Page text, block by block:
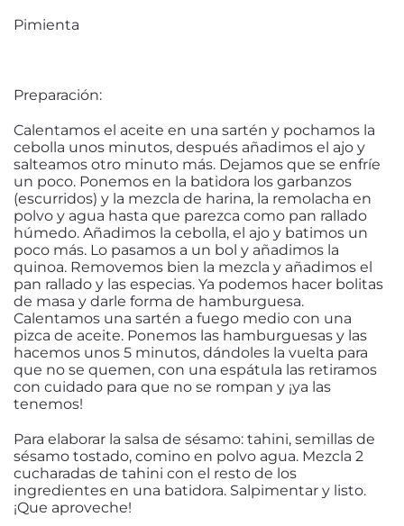
Pimienta
Preparación:
Calentamos el aceite en una sartén y pochamos la
cebolla unos minutos, después añadimos el ajo y
salteamos otro minuto más. Dejamos que se enfríe
un poco. Ponemos en la batidora los garbanzos
(escurridos) y la mezcla de harina, la remolacha en
polvo y agua hasta que parezca como pan rallado
húmedo. Añadimos la cebolla, el ajo y batimos un
poco más. Lo pasamos a un bol y añadimos la
quinoa. Removemos bien la mezcla y añadimos el
pan rallado y las especias. Ya podemos hacer bolitas
de masa y darle forma de hamburguesa.
Calentamos una sartén a fuego medio con una
pizca de aceite. Ponemos las hamburguesas y las
hacemos unos 5 minutos, dándoles la vuelta para
que no se quemen, con una espátula las retiramos
con cuidado para que no se rompan y ¡ya las
tenemos!
Para elaborar la salsa de sésamo: tahini, semillas de
sésamo tostado, comino en polvo agua. Mezcla 2
cucharadas de tahini con el resto de los
ingredientes en una batidora. Salpimentar y listo.
¡Que aproveche!